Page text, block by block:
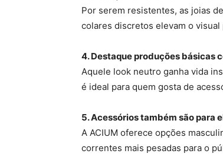
Por serem resistentes, as joias
colares discretos elevam o
4. Destaque produções básicas
Aquele look neutro ganha vida
é ideal para quem gosta de
5. Acessórios também são para
A ACIUM oferece opções
correntes mais pesadas para o